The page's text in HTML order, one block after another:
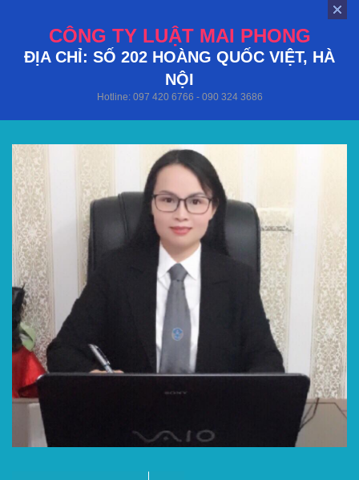
CÔNG TY LUẬT MAI PHONG
ĐỊA CHỈ: SỐ 202 HOÀNG QUỐC VIỆT, HÀ
NỘI
Hotline: 097 420 6766 - 090 324 3686